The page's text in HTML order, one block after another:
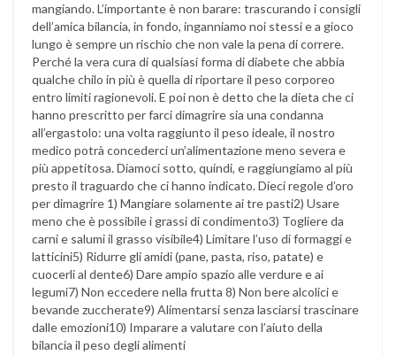
mangiando. L’importante è non barare: trascurando i consigli
dell’amica bilancia, in fondo, inganniamo noi stessi e a gioco
lungo è sempre un rischio che non vale la pena di correre.
Perché la vera cura di qualsiasi forma di diabete che abbia
qualche chilo in più è quella di riportare il peso corporeo
entro limiti ragionevoli. E poi non è detto che la dieta che ci
hanno prescritto per farci dimagrire sia una condanna
all’ergastolo: una volta raggiunto il peso ideale, il nostro
medico potrà concederci un’alimentazione meno severa e
più appetitosa. Diamoci sotto, quindi, e raggiungiamo al più
presto il traguardo che ci hanno indicato. Dieci regole d’oro
per dimagrire 1) Mangiare solamente ai tre pasti2) Usare
meno che è possibile i grassi di condimento3) Togliere da
carni e salumi il grasso visibile4) Limitare l’uso di formaggi e
latticini5) Ridurre gli amidi (pane, pasta, riso, patate) e
cuocerli al dente6) Dare ampio spazio alle verdure e ai
legumi7) Non eccedere nella frutta 8) Non bere alcolici e
bevande zuccherate9) Alimentarsi senza lasciarsi trascinare
dalle emozioni10) Imparare a valutare con l’aiuto della
bilancia il peso degli alimenti